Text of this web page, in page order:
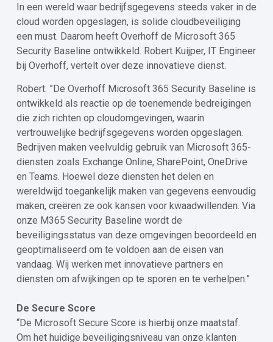
In een wereld waar bedrijfsgegevens steeds vaker in de
cloud worden opgeslagen, is solide cloudbeveiliging
een must. Daarom heeft Overhoff de Microsoft 365
Security Baseline ontwikkeld. Robert Kuijper, IT Engineer
bij Overhoff, vertelt over deze innovatieve dienst.
Robert: ”De Overhoff Microsoft 365 Security Baseline is
ontwikkeld als reactie op de toenemende bedreigingen
die zich richten op cloudomgevingen, waarin
vertrouwelijke bedrijfsgegevens worden opgeslagen.
Bedrijven maken veelvuldig gebruik van Microsoft 365-
diensten zoals Exchange Online, SharePoint, OneDrive
en Teams. Hoewel deze diensten het delen en
wereldwijd toegankelijk maken van gegevens eenvoudig
maken, creëren ze ook kansen voor kwaadwillenden. Via
onze M365 Security Baseline wordt de
beveiligingsstatus van deze omgevingen beoordeeld en
geoptimaliseerd om te voldoen aan de eisen van
vandaag. Wij werken met innovatieve partners en
diensten om afwijkingen op te sporen en te verhelpen.”
De Secure Score
“De Microsoft Secure Score is hierbij onze maatstaf.
Om het huidige beveiligingsniveau van onze klanten